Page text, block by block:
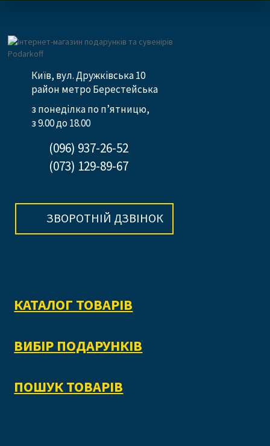
Київ, вул. Дружківська 10
район метро Берестейська
з понеділка по п’ятницю,
з 9.00 до 18.00
(096) 937-26-52
(073) 129-89-67
ЗВОРОТНІЙ ДЗВІНОК
КАТАЛОГ ТОВАРІВ
ВИБІР ПОДАРУНКІВ
ПОШУК ТОВАРІВ